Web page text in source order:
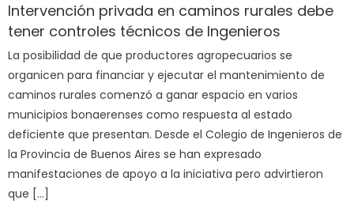
Intervención privada en caminos rurales debe
tener controles técnicos de Ingenieros
La posibilidad de que productores agropecuarios se
organicen para financiar y ejecutar el mantenimiento de
caminos rurales comenzó a ganar espacio en varios
municipios bonaerenses como respuesta al estado
deficiente que presentan. Desde el Colegio de Ingenieros de
la Provincia de Buenos Aires se han expresado
manifestaciones de apoyo a la iniciativa pero advirtieron
que […]